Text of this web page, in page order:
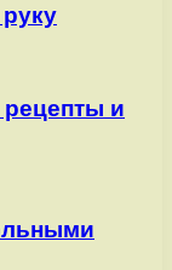
рецепты и